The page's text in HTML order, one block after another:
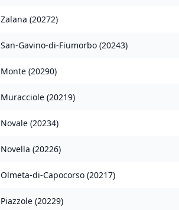
Zalana (20272)
San-Gavino-di-Fiumorbo (20243)
Monte (20290)
Muracciole (20219)
Novale (20234)
Novella (20226)
Olmeta-di-Capocorso (20217)
Piazzole (20229)